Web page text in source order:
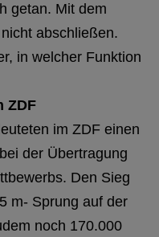
getan. Mit dem
abschließen.
in welcher Funktion
ZDF
im ZDF einen
der Übertragung
Den Sieg
m- Sprung auf der
noch 170.000